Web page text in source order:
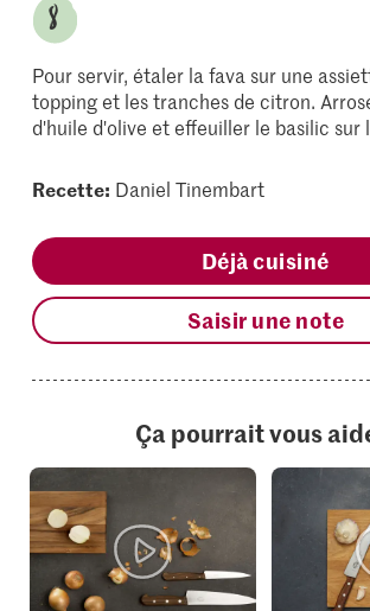
Pour servir, étaler la fava sur une
topping et les tranches de citron.
d'huile d'olive et effeuiller le basilic sur
Recette: Daniel Tinembart
Déjà cuisiné
Saisir une note
Ça pourrait vous